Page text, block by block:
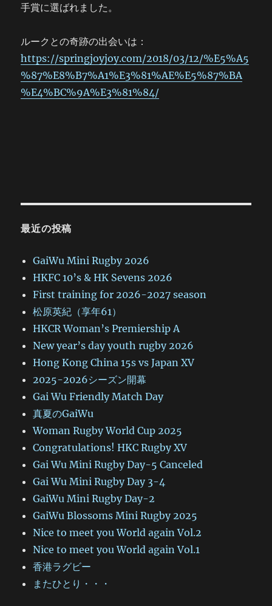
手賞に選ばれました。
ルークとの奇跡の出会いは：
https://springjoyjoy.com/2018/03/12/%E5%A5
%87%E8%B7%A1%E3%81%AE%E5%87%BA
%E4%BC%9A%E3%81%84/
最近の投稿
GaiWu Mini Rugby 2026
HKFC 10’s & HK Sevens 2026
First training for 2026-2027 season
松原英紀（享年61）
HKCR Woman’s Premiership A
New year’s day youth rugby 2026
Hong Kong China 15s vs Japan XV
2025-2026シーズン開幕
Gai Wu Friendly Match Day
真夏のGaiWu
Woman Rugby World Cup 2025
Congratulations! HKC Rugby XV
Gai Wu Mini Rugby Day-5 Canceled
Gai Wu Mini Rugby Day 3-4
GaiWu Mini Rugby Day-2
GaiWu Blossoms Mini Rugby 2025
Nice to meet you World again Vol.2
Nice to meet you World again Vol.1
香港ラグビー
またひとり・・・